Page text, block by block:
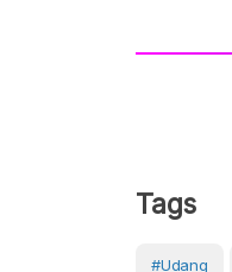
Tags
#Udang